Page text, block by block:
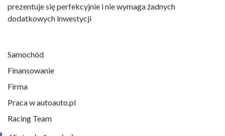
prezentuje się perfekcyjnie i nie wymaga żadnych
dodatkowych inwestycji
Samochód
Finansowanie
Firma
Praca w autoauto.pl
Racing Team